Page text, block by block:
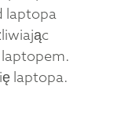
laptopa
laptopa.